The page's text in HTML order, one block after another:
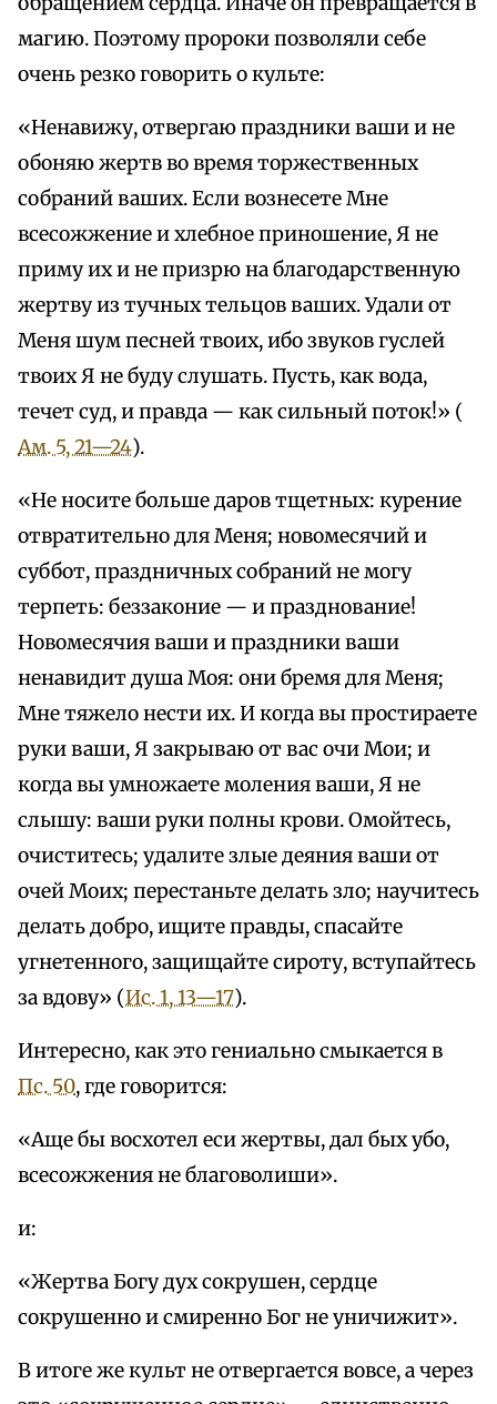
магию. Поэтому пророки позволяли себе
очень резко говорить о культе:
«Ненавижу, отвергаю праздники ваши и не
обоняю жертв во время торжественных
собраний ваших. Если вознесете Мне
всесожжение и хлебное приношение, Я не
приму их и не призрю на благодарственную
жертву из тучных тельцов ваших. Удали от
Меня шум песней твоих, ибо звуков гуслей
твоих Я не буду слушать. Пусть, как вода,
течет суд, и правда — как сильный поток!» (
Ам. 5, 21—24).
«Не носите больше даров тщетных: курение
отвратительно для Меня; новомесячий и
суббот, праздничных собраний не могу
терпеть: беззаконие — и празднование!
Новомесячия ваши и праздники ваши
ненавидит душа Моя: они бремя для Меня;
Мне тяжело нести их. И когда вы простираете
руки ваши, Я закрываю от вас очи Мои; и
когда вы умножаете моления ваши, Я не
слышу: ваши руки полны крови. Омойтесь,
очиститесь; удалите злые деяния ваши от
очей Моих; перестаньте делать зло; научитесь
делать добро, ищите правды, спасайте
угнетенного, защищайте сироту, вступайтесь
за вдову» (Ис. 1, 13—17).
Интересно, как это гениально смыкается в
Пс. 50, где говорится:
«Аще бы восхотел еси жертвы, дал бых убо,
всесожжения не благоволиши».
и:
«Жертва Богу дух сокрушен, сердце
сокрушенно и смиренно Бог не уничижит».
В итоге же культ не отвергается вовсе, а через